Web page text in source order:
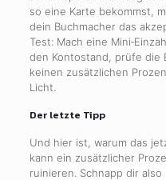
so eine Karte bekommst,
dein Buchmacher das
Test: Mach eine
den Kontostand, prüfe die
keinen zusätzlichen
Licht.
Der letzte Tipp
Und hier ist, warum das
kann ein zusätzlicher
ruinieren. Schnapp dir